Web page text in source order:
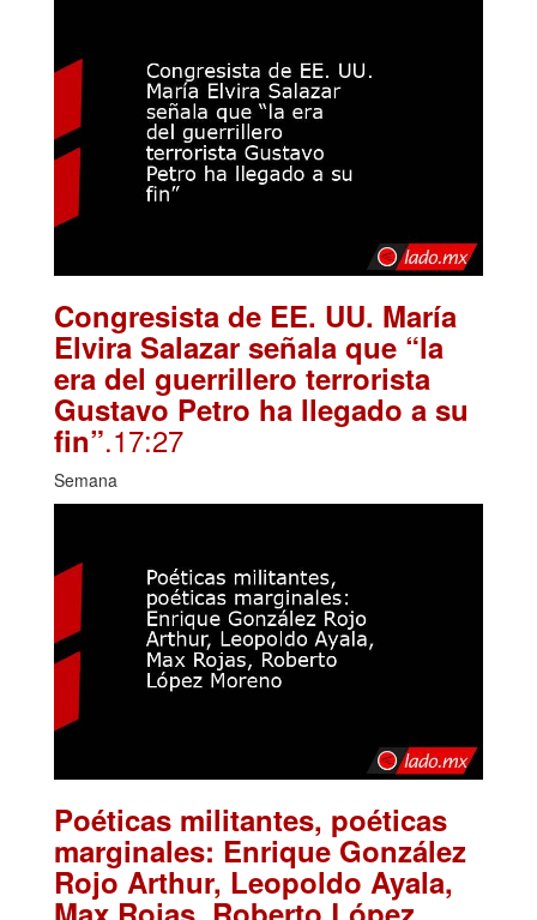
Congresista de EE. UU. María
Elvira Salazar señala que “la
era del guerrillero terrorista
Gustavo Petro ha llegado a su
fin”.17:27
Semana
Poéticas militantes, poéticas
marginales: Enrique González
Rojo Arthur, Leopoldo Ayala,